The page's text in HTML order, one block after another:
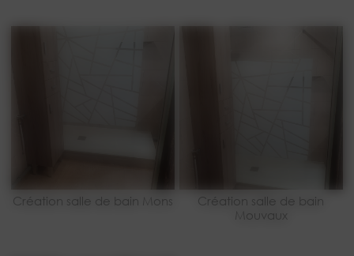
Création salle de bain Mons
Création salle de bain
Mouvaux